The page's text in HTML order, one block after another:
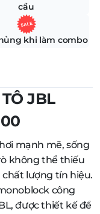
cầu
khi làm combo
JBL
mạnh mẽ, sống
không thể thiếu
lượng tín hiệu.
công
được thiết kế để